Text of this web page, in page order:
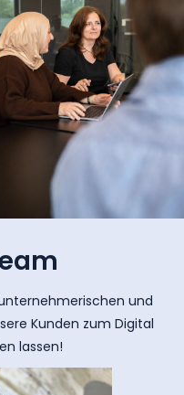
unternehmerischen und
Kunden zum Digital
lassen!